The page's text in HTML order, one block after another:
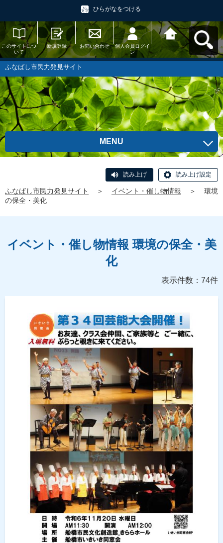
ひらがなをつける
このサイトにつ
いて
新規登録 お問い合わせ
個人会員ログイ
ン
ふなばし市民力
発見サイトへ戻
る
ふなばし市民力発見サイト
MENU
読み上げ 読み上げ設定
ふなばし市民力発見サイト ＞ イベント・催し物情報 ＞
環境
の保全・美化
イベント・催し物情報 環境の保全・美
化
表示件数：74件